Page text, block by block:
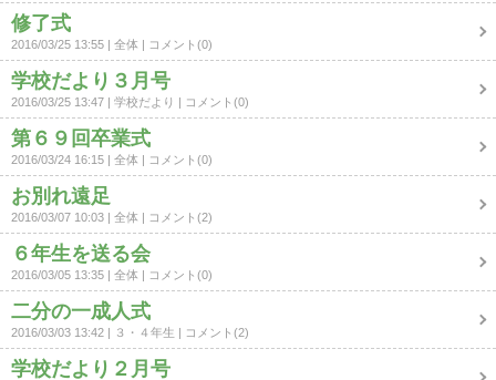
修了式
2016/03/25 13:55 全体 コメント(0)
学校だより３月号
2016/03/25 13:47 学校だより コメント(0)
第６９回卒業式
2016/03/24 16:15 全体 コメント(0)
お別れ遠足
2016/03/07 10:03 全体 コメント(2)
６年生を送る会
2016/03/05 13:35 全体 コメント(0)
二分の一成人式
2016/03/03 13:42 ３・４年生 コメント(2)
学校だより２月号